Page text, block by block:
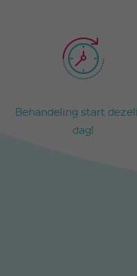
Behandeling start
dag!